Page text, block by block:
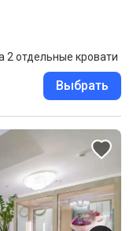
отдельные кровати
Выбрать